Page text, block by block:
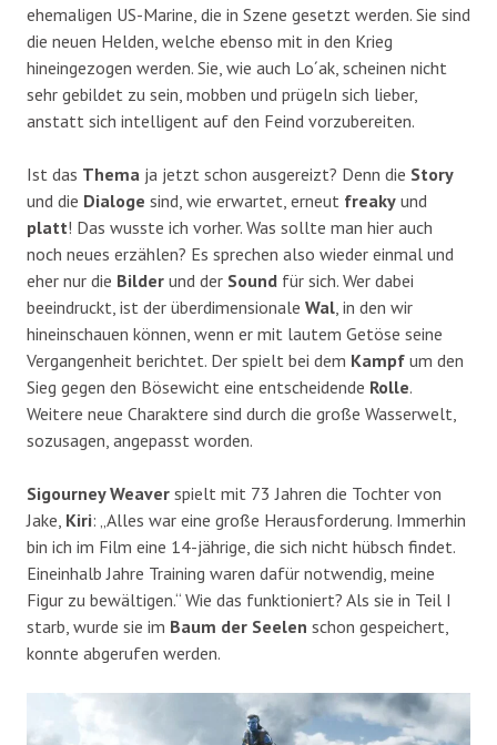
ehemaligen US-Marine, die in Szene gesetzt werden. Sie sind
die neuen Helden, welche ebenso mit in den Krieg
hineingezogen werden. Sie, wie auch Lo´ak, scheinen nicht
sehr gebildet zu sein, mobben und prügeln sich lieber,
anstatt sich intelligent auf den Feind vorzubereiten.
Ist das Thema ja jetzt schon ausgereizt? Denn die Story
und die Dialoge sind, wie erwartet, erneut freaky und
platt! Das wusste ich vorher. Was sollte man hier auch
noch neues erzählen? Es sprechen also wieder einmal und
eher nur die Bilder und der Sound für sich. Wer dabei
beeindruckt, ist der überdimensionale Wal , in den wir
hineinschauen können, wenn er mit lautem Getöse seine
Vergangenheit berichtet. Der spielt bei dem Kampf um den
Sieg gegen den Bösewicht eine entscheidende Rolle.
Weitere neue Charaktere sind durch die große Wasserwelt,
sozusagen, angepasst worden.
Sigourney Weaver spielt mit 73 Jahren die Tochter von
Jake, Kiri: „Alles war eine große Herausforderung. Immerhin
bin ich im Film eine 14-jährige, die sich nicht hübsch findet.
Eineinhalb Jahre Training waren dafür notwendig, meine
Figur zu bewältigen.“ Wie das funktioniert? Als sie in Teil I
starb, wurde sie im Baum der Seelen schon gespeichert,
konnte abgerufen werden.